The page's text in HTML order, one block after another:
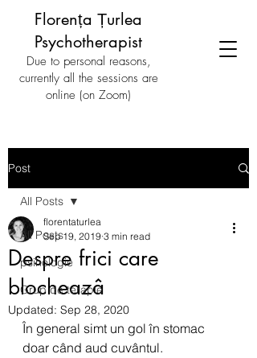
Florența Țurlea
Psychotherapist
Due to personal reasons,
currently all the sessions are
online (on Zoom)
Post
All Posts
psihologie
Grup de terapie
All Posts
Despre frici care
blocheazâ
florentaturlea
Sep 19, 2019 3 min read
Updated: Sep 28, 2020
În general simt un gol în stomac
doar când aud cuvântul.